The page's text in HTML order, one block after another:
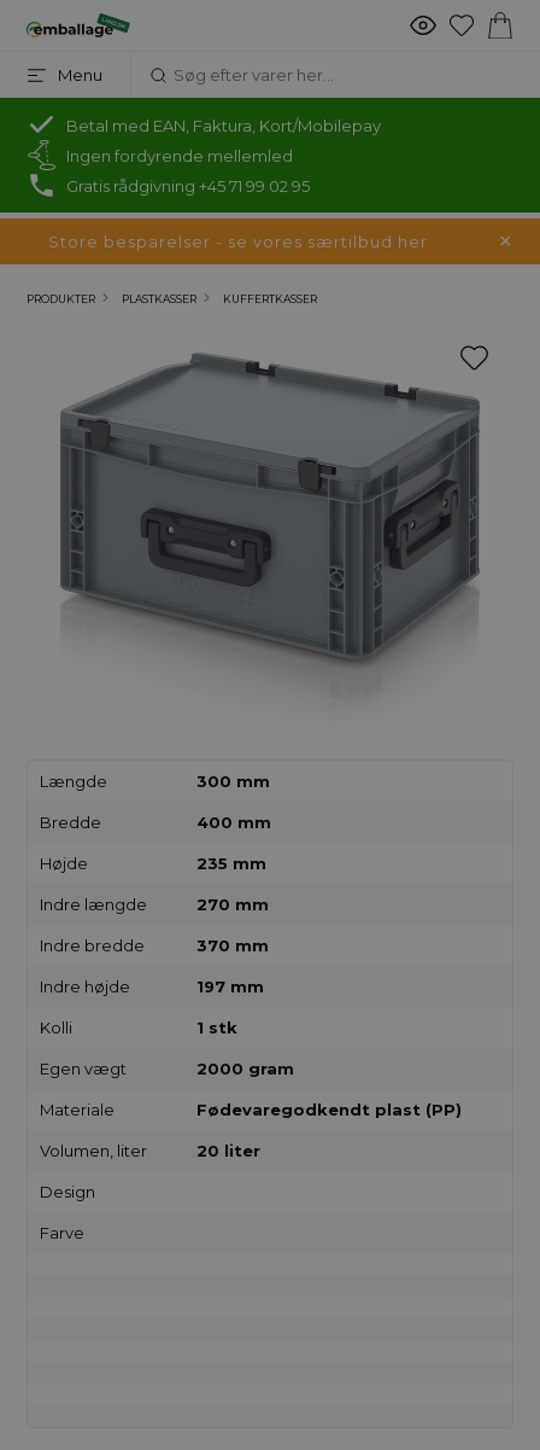
Menu
Betal med EAN, Faktura, Kort/Mobilepay
Ingen fordyrende mellemled
Gratis rådgivning +45 71 99 02 95
Store besparelser - se vores særtilbud her
PRODUKTER PLASTKASSER KUFFERTKASSER
Længde 300 mm
Bredde 400 mm
Højde 235 mm
Indre længde 270 mm
Indre bredde 370 mm
Indre højde 197 mm
Kolli 1 stk
Egen vægt 2000 gram
Materiale Fødevaregodkendt plast (PP)
Volumen, liter 20 liter
Design
Farve